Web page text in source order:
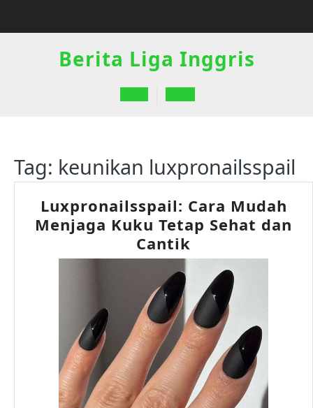
Berita Liga Inggris
Open
Tag: keunikan luxpronailsspail
Luxpronailsspail: Cara Mudah
Menjaga Kuku Tetap Sehat dan
Cantik
Cara
Mudah
Menjaga
Kuku
Tetap
Sehat
dan
Cantik